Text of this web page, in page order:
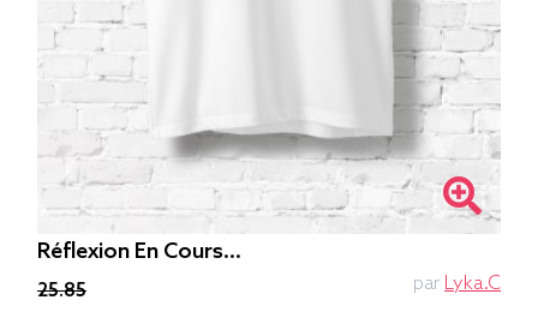
Réflexion En Cours...
25.85 par Lyka.C